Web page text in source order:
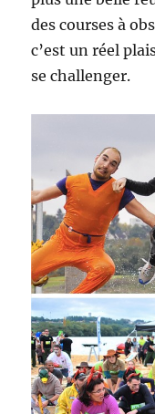
des courses à
c’est un réel
se challenger.